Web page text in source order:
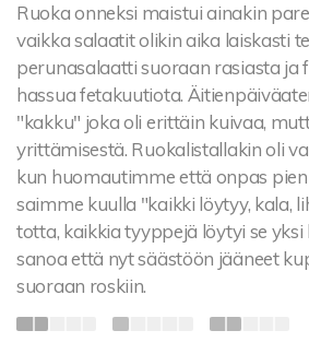
Ruoka onneksi maistui ainakin
vaikka salaatit olikin aika laiskasti
perunasalaatti suoraan rasiasta ja
hassua fetakuutiota.
"kakku" joka oli erittäin kuivaa,
yrittämisestä. Ruokalistallakin oli
kun huomautimme että onpas
saimme kuulla "kaikki löytyy, kala,
totta, kaikkia tyyppejä löytyi se yksi
sanoa että nyt säästöön jääneet
suoraan roskiin.